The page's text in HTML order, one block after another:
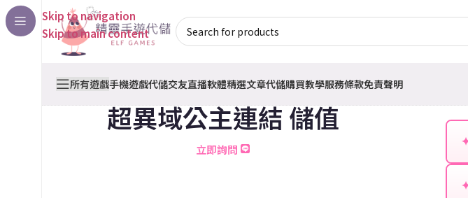
Skip to navigation
Skip to main content
所有遊戲手機遊戲代儲交友直播軟體精選文章代儲購買教學服務條款免責聲明
超異域公主連結 儲值
立即詢問